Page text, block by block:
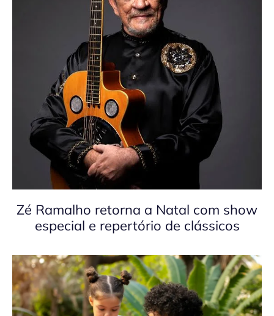
Zé Ramalho retorna a Natal com show
especial e repertório de clássicos